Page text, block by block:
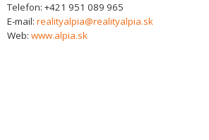
Telefon: +421 951 089 965
E-mail: realityalpia@realityalpia.sk
Web: www.alpia.sk